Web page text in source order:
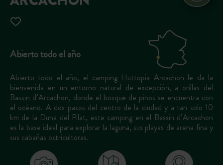
Abierto todo el año
Abierto todo el año, el camping Huttopia Arcachon le da la
bienvenida en un entorno natural de excepción, a orillas del
Bassin d’Arcachon, donde el bosque de pinos se encuentra con
el océano. A dos pasos del centro de la ciudad y a tan solo 10
km de la Duna del Pilat, este camping en el Bassin d’Arcachon
es la base ideal para explorar la laguna, sus playas de arena fina y
sus cabañas ostricultoras.